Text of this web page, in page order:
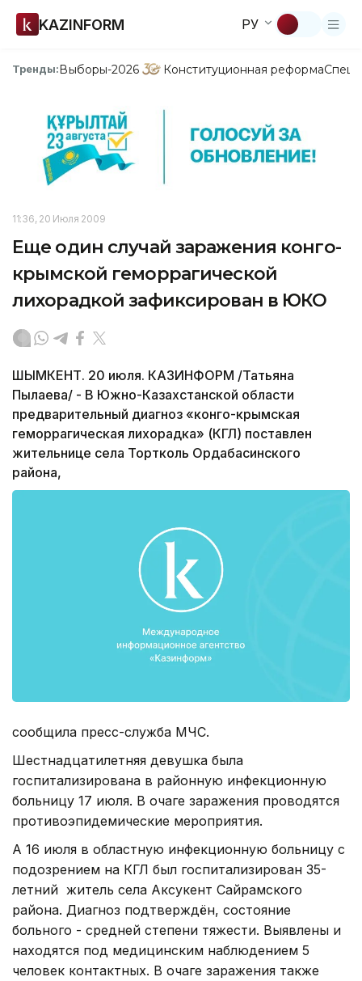
KAZINFORM РУ
Тренды:Выборы-2026 Конституционная реформа
11:36, 20 Июля 2009
Еще один случай заражения конго-
крымской геморрагической
лихорадкой зафиксирован в ЮКО
ШЫМКЕНТ. 20 июля. КАЗИНФОРМ /Татьяна
Пылаева/ - В Южно-Казахстанской области
предварительный диагноз «конго-крымская
геморрагическая лихорадка» (КГЛ) поставлен
жительнице села Тортколь Ордабасинского
района,
сообщила пресс-служба МЧС.
Шестнадцатилетняя девушка была
госпитализирована в районную инфекционную
больницу 17 июля. В очаге заражения проводятся
противоэпидемические мероприятия.
А 16 июля в областную инфекционную больницу с
подозрением на КГЛ был госпитализирован 35-
летний житель села Аксукент Сайрамского
района. Диагноз подтверждён, состояние
больного - средней степени тяжести. Выявлены и
находятся под медицинским наблюдением 5
человек контактных. В очаге заражения также